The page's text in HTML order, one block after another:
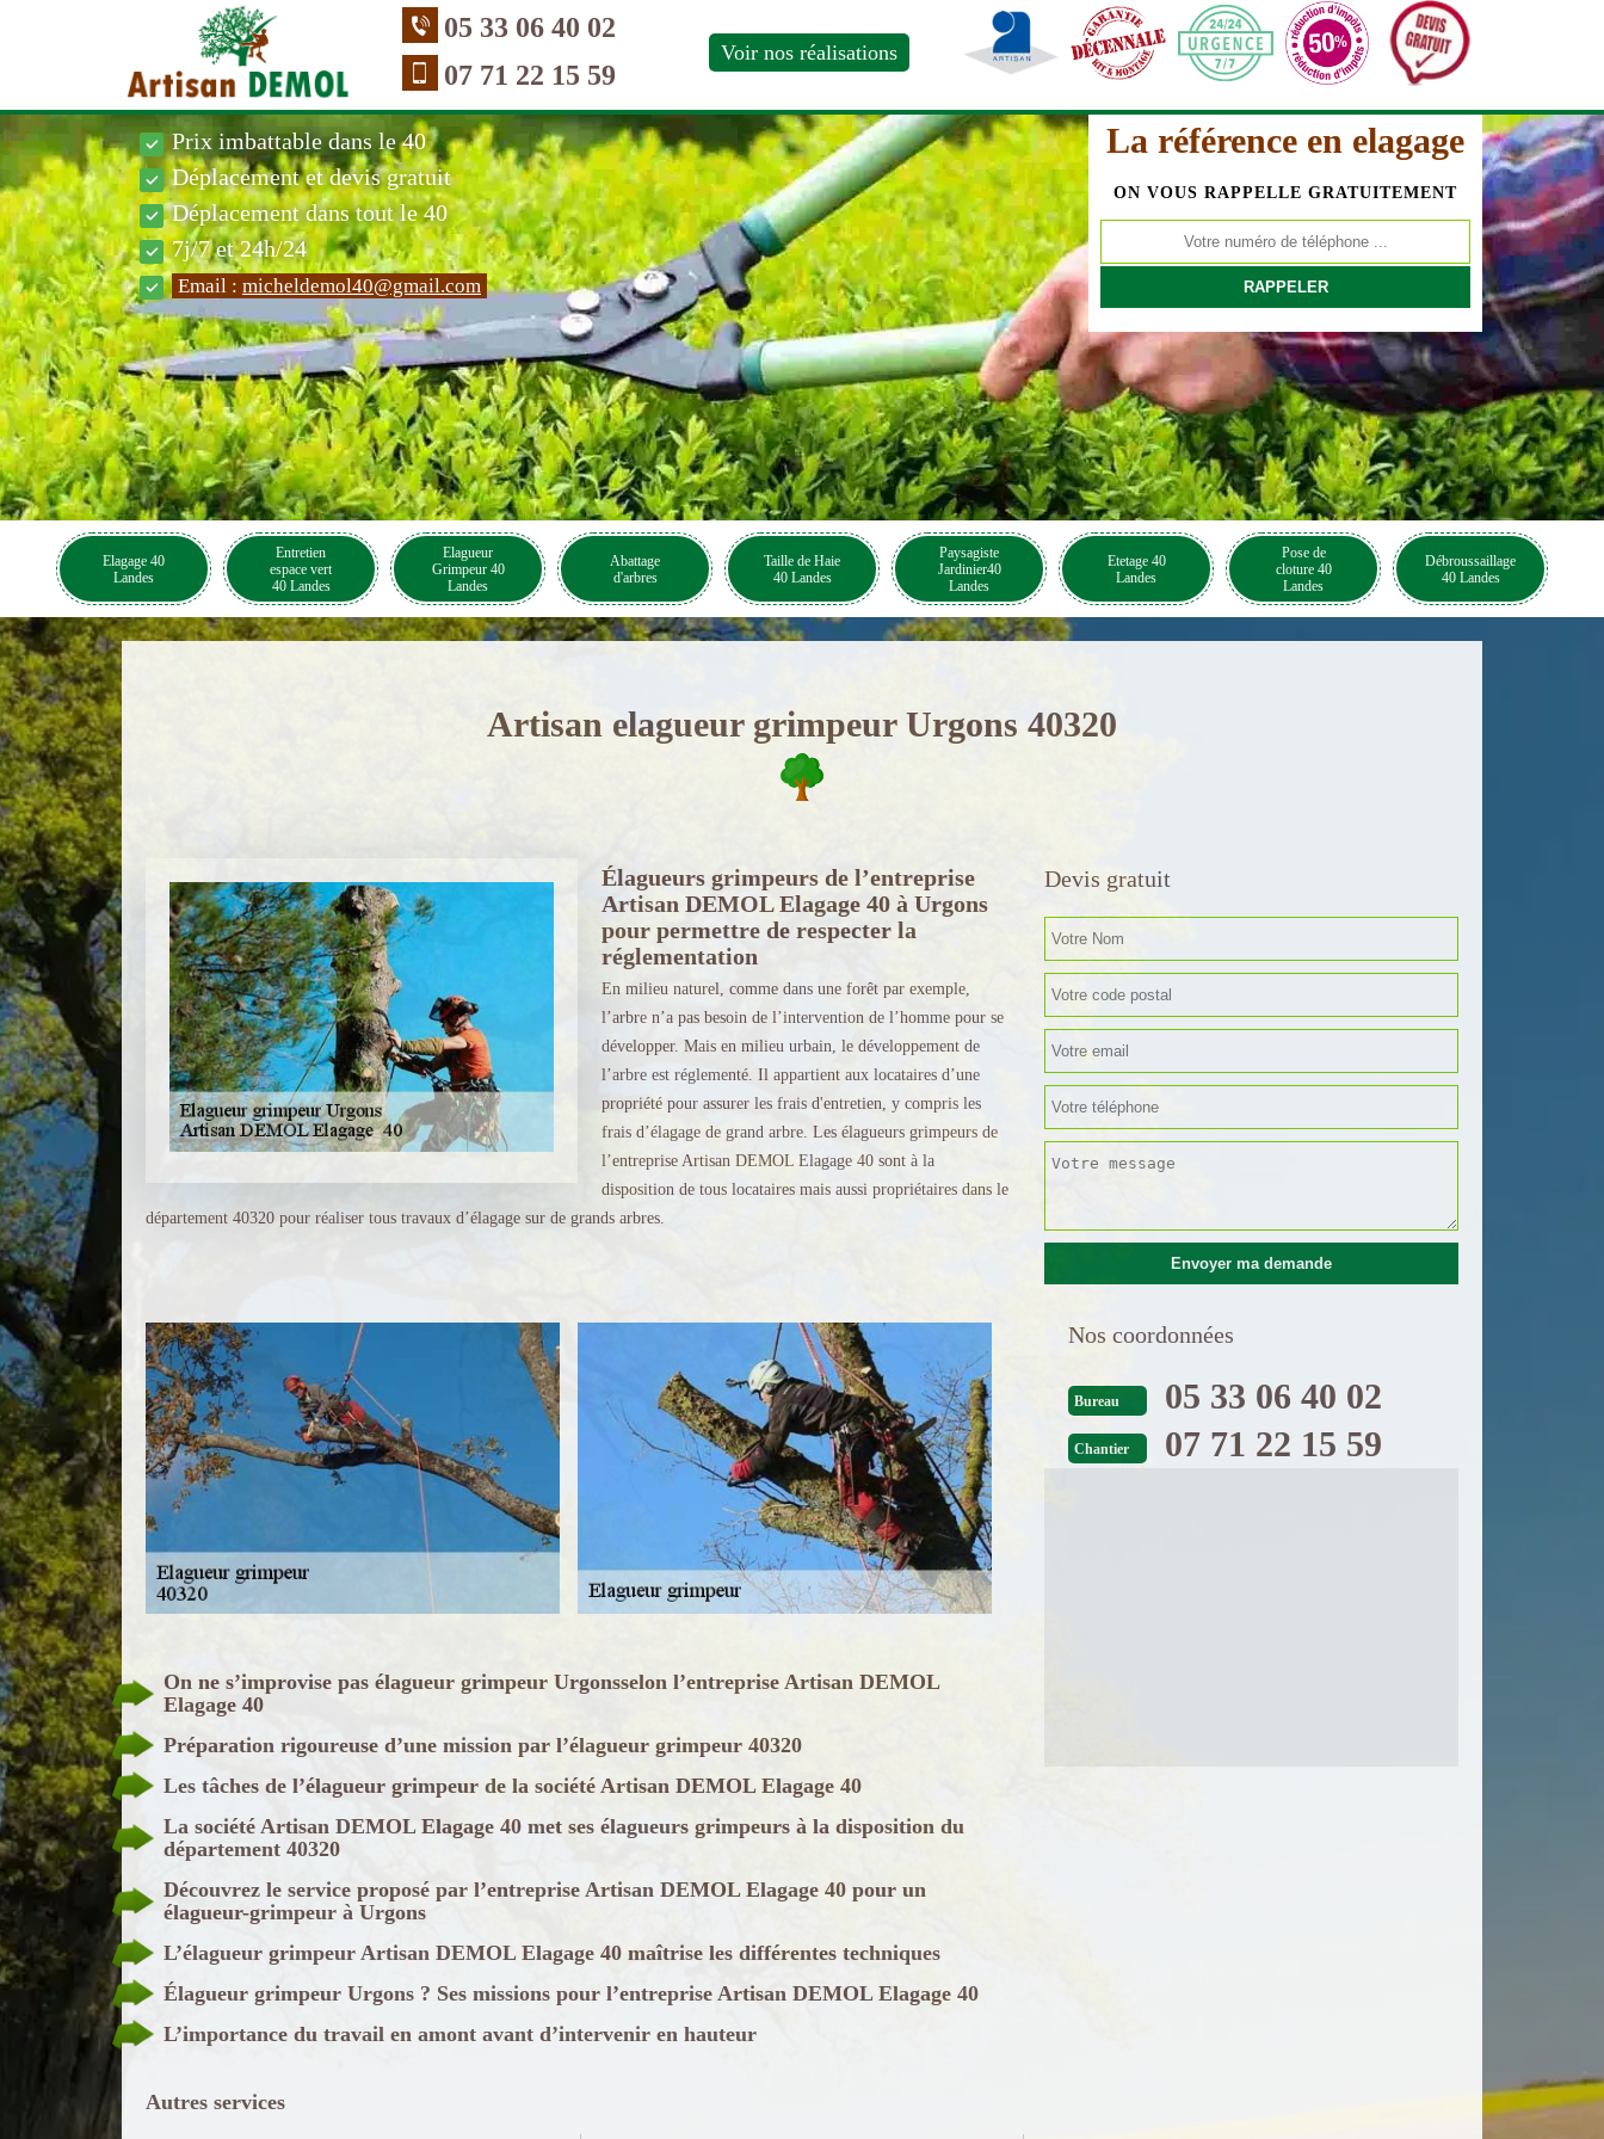
05 33 06 40 02
07 71 22 15 59
Voir nos réalisations
La référence en elagage
ON VOUS RAPPELLE GRATUITEMENT
Prix imbattable dans le 40
Déplacement et devis gratuit
Déplacement dans tout le 40
7j/7 et 24h/24
Email : micheldemol40@gmail.com
Elagage 40
Landes
Entretien
espace vert
40 Landes
Elagueur
Grimpeur 40
Landes
Abattage
d'arbres
Taille de Haie
40 Landes
Paysagiste
Jardinier40
Landes
Etetage 40
Landes
Pose de
cloture 40
Landes
Débroussaillage
40 Landes
Artisan elagueur grimpeur Urgons 40320
Élagueurs grimpeurs de l’entreprise
Artisan DEMOL Elagage 40 à Urgons
pour permettre de respecter la
réglementation
En milieu naturel, comme dans une forêt par exemple,
l’arbre n’a pas besoin de l’intervention de l’homme pour se
développer. Mais en milieu urbain, le développement de
l’arbre est réglementé. Il appartient aux locataires d’une
propriété pour assurer les frais d'entretien, y compris les
frais d’élagage de grand arbre. Les élagueurs grimpeurs de
l’entreprise Artisan DEMOL Elagage 40 sont à la
disposition de tous locataires mais aussi propriétaires dans le
département 40320 pour réaliser tous travaux d’élagage sur de grands arbres.
On ne s’improvise pas élagueur grimpeur Urgonsselon l’entreprise Artisan DEMOL
Elagage 40
Préparation rigoureuse d’une mission par l’élagueur grimpeur 40320
Les tâches de l’élagueur grimpeur de la société Artisan DEMOL Elagage 40
La société Artisan DEMOL Elagage 40 met ses élagueurs grimpeurs à la disposition du
département 40320
Découvrez le service proposé par l’entreprise Artisan DEMOL Elagage 40 pour un
élagueur-grimpeur à Urgons
L’élagueur grimpeur Artisan DEMOL Elagage 40 maîtrise les différentes techniques
Élagueur grimpeur Urgons ? Ses missions pour l’entreprise Artisan DEMOL Elagage 40
L’importance du travail en amont avant d’intervenir en hauteur
Devis gratuit
Nos coordonnées
Bureau 05 33 06 40 02
Chantier 07 71 22 15 59
Autres services